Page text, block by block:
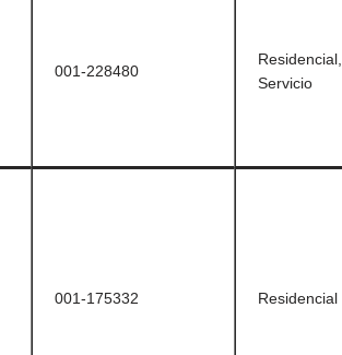
001-228480
Residencial,
Servicio
001-175332 Residencial